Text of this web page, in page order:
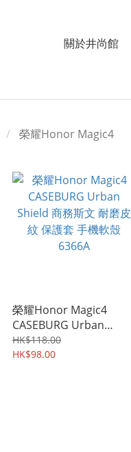
關於井尚館
榮耀Honor Magic4
榮耀Honor Magic4
CASEBURG Urban
Shield 商務斯文 耐磨皮
紋 保護套 手機軟殼
HK$118.00
HK$98.00